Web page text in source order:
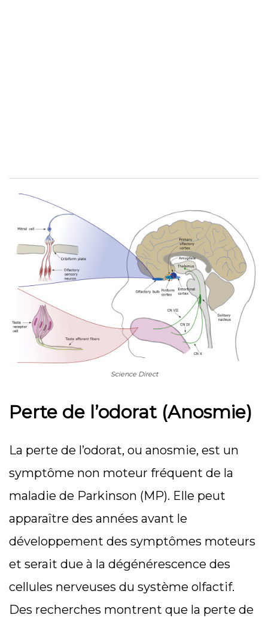
Science Direct
Perte de l’odorat (Anosmie)
La perte de l’odorat, ou anosmie, est un
symptôme non moteur fréquent de la
maladie de Parkinson (MP). Elle peut
apparaître des années avant le
développement des symptômes moteurs
et serait due à la dégénérescence des
cellules nerveuses du système olfactif.
Des recherches montrent que la perte de